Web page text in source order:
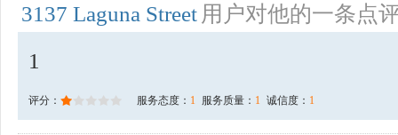
3137 Laguna Street 用户对他的一条点
1
评分： 服务态度： 1 服务质量： 1 诚信度： 1